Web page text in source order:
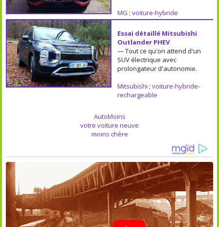
MG ; voiture-hybride
Essai détaillé Mitsubishi
Outlander PHEV
— Tout ce qu'on attend d'un
SUV électrique avec
prolongateur d'autonomie.
Mitsubishi ; voiture-hybride-
rechargeable
AutoMoins
votre voiture neuve
moins chère